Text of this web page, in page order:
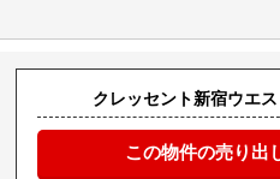
クレッセント新宿ウエ
この物件の売り出